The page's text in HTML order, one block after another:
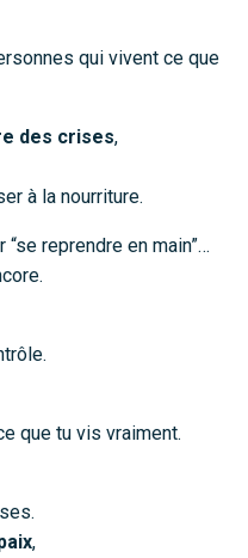
qui vivent ce que
des crises,
à la nourriture.
“se reprendre en main”…
que tu vis vraiment.
,